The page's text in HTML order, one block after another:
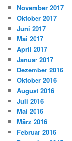
November 2017
Oktober 2017
Juni 2017
Mai 2017
April 2017
Januar 2017
Dezember 2016
Oktober 2016
August 2016
Juli 2016
Mai 2016
März 2016
Februar 2016